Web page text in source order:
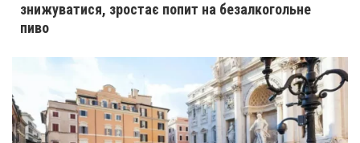
знижуватися, зростає попит на безалкогольне
пиво